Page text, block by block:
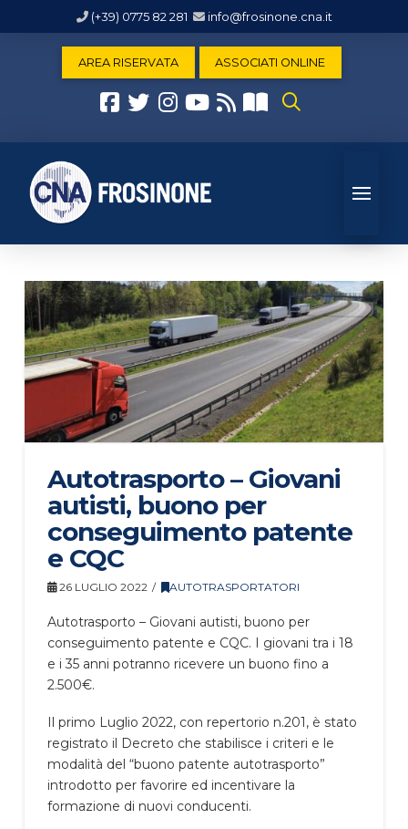
(+39) 0775 82 281 info@frosinone.cna.it
AREA RISERVATA ASSOCIATI ONLINE
Autotrasporto – Giovani
autisti, buono per
conseguimento patente
e CQC
26 LUGLIO 2022 AUTOTRASPORTATORI
Autotrasporto – Giovani autisti, buono per
conseguimento patente e CQC. I giovani tra i 18
e i 35 anni potranno ricevere un buono fino a
2.500€.
Il primo Luglio 2022, con repertorio n.201, è stato
registrato il Decreto che stabilisce i criteri e le
modalità del “buono patente autotrasporto”
introdotto per favorire ed incentivare la
formazione di nuovi conducenti.